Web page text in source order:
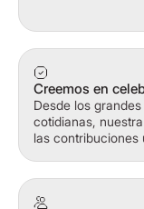
Creemos en
Desde los
cotidianas,
las contribuciones